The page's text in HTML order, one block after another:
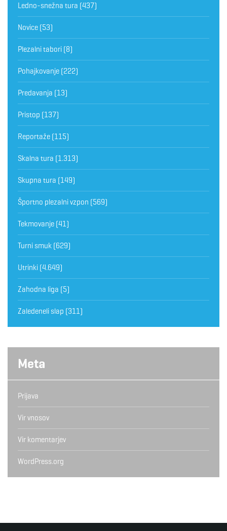
Ledno-snežna tura (437)
Novice (53)
Plezalni tabori (8)
Pohajkovanje (222)
Predavanja (13)
Pristop (137)
Reportaže (115)
Skalna tura (1.313)
Skupna tura (149)
Športno plezalni vzpon (569)
Tekmovanje (41)
Turni smuk (629)
Utrinki (4.649)
Zahodna liga (5)
Zaledeneli slap (311)
Meta
Prijava
Vir vnosov
Vir komentarjev
WordPress.org